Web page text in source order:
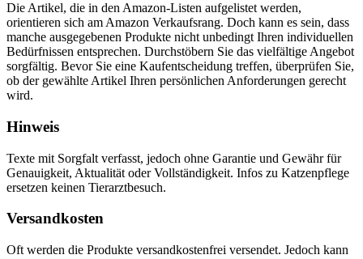
Die Artikel, die in den Amazon-Listen aufgelistet werden,
orientieren sich am Amazon Verkaufsrang. Doch kann es sein, dass
manche ausgegebenen Produkte nicht unbedingt Ihren individuellen
Bedürfnissen entsprechen. Durchstöbern Sie das vielfältige Angebot
sorgfältig. Bevor Sie eine Kaufentscheidung treffen, überprüfen Sie,
ob der gewählte Artikel Ihren persönlichen Anforderungen gerecht
wird.
Hinweis
Texte mit Sorgfalt verfasst, jedoch ohne Garantie und Gewähr für
Genauigkeit, Aktualität oder Vollständigkeit. Infos zu Katzenpflege
ersetzen keinen Tierarztbesuch.
Versandkosten
Oft werden die Produkte versandkostenfrei versendet. Jedoch kann